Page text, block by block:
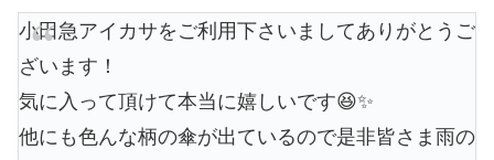
小田急アイカサをご利用下さいましてありがとうご
ざいます！
気に入って頂けて本当に嬉しいです😆✨
他にも色んな柄の傘が出ているので是非皆さま雨の